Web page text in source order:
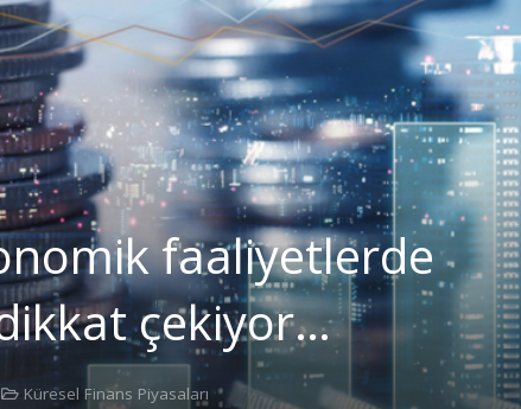
faaliyetlerde
çekiyor…
Küresel Finans Piyasaları